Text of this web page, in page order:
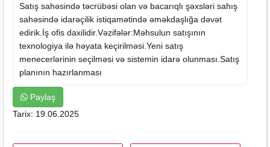
Satış sahəsində təcrübəsi olan və bacarıqlı şəxsləri sahış
sahəsində idarəçilik istiqamətində əməkdaşlığa dəvət
edirik.İş ofis daxilidir.Vəzifələr:Məhsulun satışının
texnologiya ilə həyata keçirilməsi.Yeni satış
menecerlərinin seçilməsi və sistemin idarə olunması.Satış
planının hazırlanması
Paylaş
Tarix: 19.06.2025